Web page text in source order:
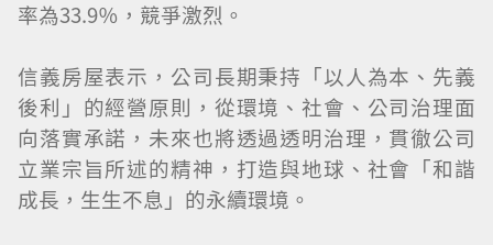
率為33.9％，競爭激烈。
信義房屋表示，公司長期秉持「以人為本、先義
後利」的經營原則，從環境、社會、公司治理面
向落實承諾，未來也將透過透明治理，貫徹公司
立業宗旨所述的精神，打造與地球、社會「和諧
成長，生生不息」的永續環境。